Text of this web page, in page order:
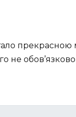
прекрасною
не